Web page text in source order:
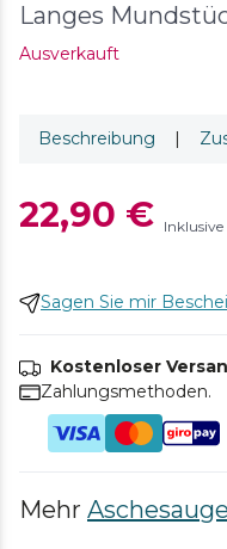
Langes
Ausverkauft
Beschreibung |
22,90 €
Sagen Sie mir
Kostenloser
Zahlungsmethoden.
Mehr